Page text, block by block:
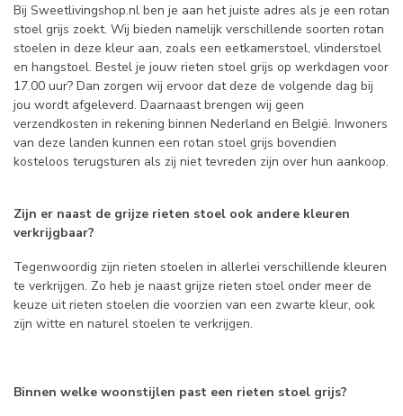
Bij Sweetlivingshop.nl ben je aan het juiste adres als je een rotan
stoel grijs zoekt. Wij bieden namelijk verschillende soorten rotan
stoelen in deze kleur aan, zoals een eetkamerstoel, vlinderstoel
en hangstoel. Bestel je jouw rieten stoel grijs op werkdagen voor
17.00 uur? Dan zorgen wij ervoor dat deze de volgende dag bij
jou wordt afgeleverd. Daarnaast brengen wij geen
verzendkosten in rekening binnen Nederland en België. Inwoners
van deze landen kunnen een rotan stoel grijs bovendien
kosteloos terugsturen als zij niet tevreden zijn over hun aankoop.
Zijn er naast de grijze rieten stoel ook andere kleuren
verkrijgbaar?
Tegenwoordig zijn rieten stoelen in allerlei verschillende kleuren
te verkrijgen. Zo heb je naast grijze rieten stoel onder meer de
keuze uit rieten stoelen die voorzien van een zwarte kleur, ook
zijn witte en naturel stoelen te verkrijgen.
Binnen welke woonstijlen past een rieten stoel grijs?